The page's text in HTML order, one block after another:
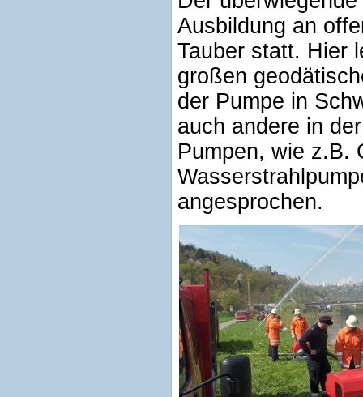
Ausbildung an
Tauber statt. Hier
großen
der Pumpe in
auch andere in
Pumpen, wie z.B.
angesprochen.